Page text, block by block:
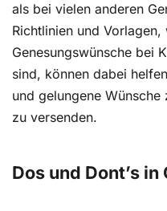
als bei vielen anderen
Richtlinien und
Genesungswünsche bei
sind, können dabei
und gelungene
zu versenden.
Dos und Dont’s